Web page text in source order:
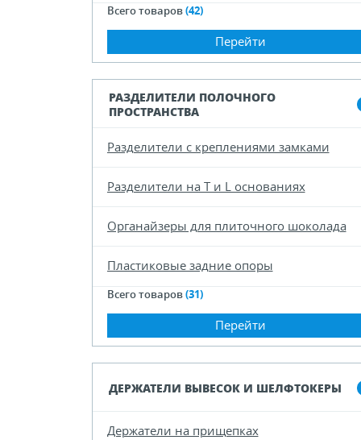
Всего товаров(42)
Перейти
РАЗДЕЛИТЕЛИ ПОЛОЧНОГО
ПРОСТРАНСТВА
Разделители с креплениями замками
Разделители на Т и L основаниях
Органайзеры для плиточного шоколада
Пластиковые задние опоры
Всего товаров(31)
Перейти
ДЕРЖАТЕЛИ ВЫВЕСОК И ШЕЛФТОКЕРЫ
Держатели на прищепках